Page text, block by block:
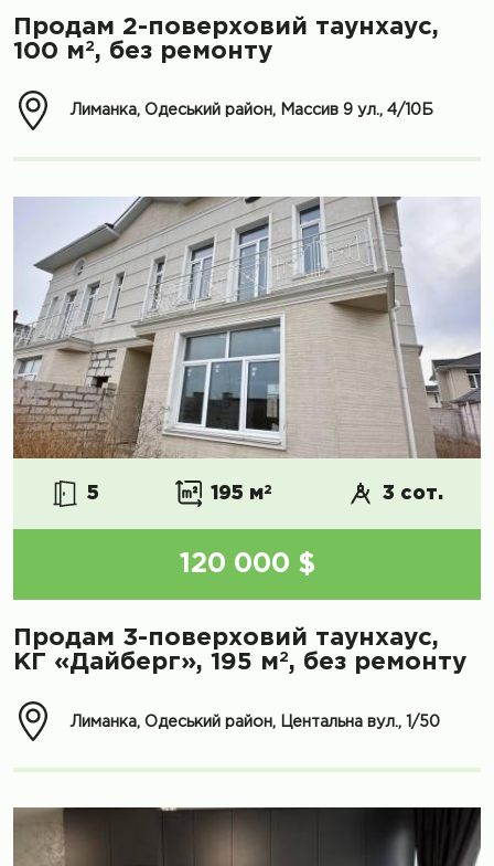
Продам 2-поверховий таунхаус,
100 м2, без ремонту
Лиманка, Одеський район, Массив 9 ул., 4/10Б
5 195 м2 3 сот.
120 000 $
Продам 3-поверховий таунхаус,
КГ «Дайберг», 195 м2, без ремонту
Лиманка, Одеський район, Центальна вул., 1/50